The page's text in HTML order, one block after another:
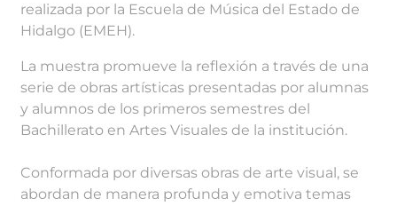
realizada por la Escuela de Música del Estado de
Hidalgo (EMEH).
La muestra promueve la reflexión a través de una
serie de obras artísticas presentadas por alumnas
y alumnos de los primeros semestres del
Bachillerato en Artes Visuales de la institución.
Conformada por diversas obras de arte visual, se
abordan de manera profunda y emotiva temas